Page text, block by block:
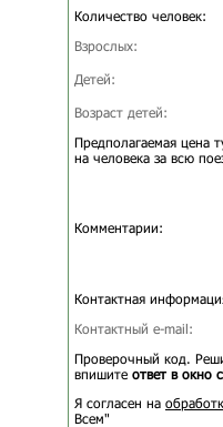
Количество человек:
Взрослых:
Детей:
Возраст детей:
Предполагаемая цена
на человека за всю
Комментарии:
Контактная
Контактный e-mail:
Проверочный код.
впишите ответ в окно
Я согласен на
Всем"